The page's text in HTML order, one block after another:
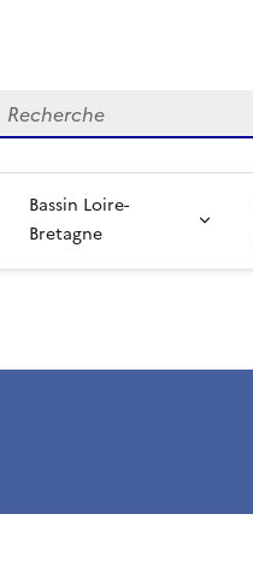
Recherche
Bassin Loire-
Bretagne